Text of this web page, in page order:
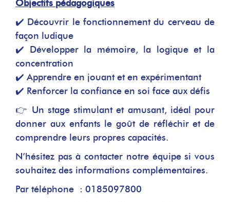
Objectifs pédagogiques
✔️ Découvrir le fonctionnement du cerveau de
façon ludique
✔️ Développer la mémoire, la logique et la
concentration
✔️ Apprendre en jouant et en expérimentant
✔️ Renforcer la confiance en soi face aux défis
👉 Un stage stimulant et amusant, idéal pour
donner aux enfants le goût de réfléchir et de
comprendre leurs propres capacités.
N’hésitez pas à contacter notre équipe si vous
souhaitez des informations complémentaires.
Par téléphone : 0185097800